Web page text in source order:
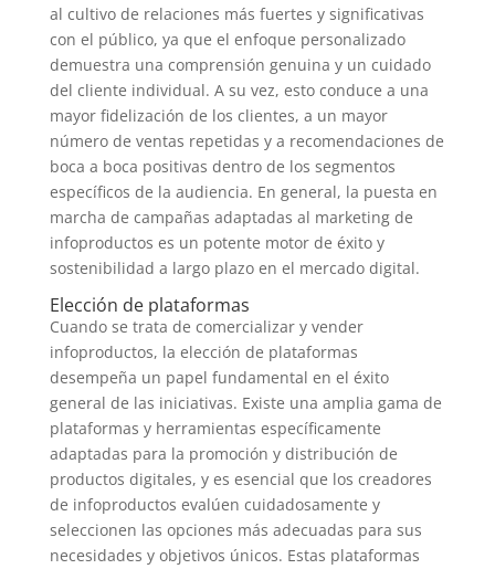
al cultivo de relaciones más fuertes y significativas
con el público, ya que el enfoque personalizado
demuestra una comprensión genuina y un cuidado
del cliente individual. A su vez, esto conduce a una
mayor fidelización de los clientes, a un mayor
número de ventas repetidas y a recomendaciones de
boca a boca positivas dentro de los segmentos
específicos de la audiencia. En general, la puesta en
marcha de campañas adaptadas al marketing de
infoproductos es un potente motor de éxito y
sostenibilidad a largo plazo en el mercado digital.
Elección de plataformas
Cuando se trata de comercializar y vender
infoproductos, la elección de plataformas
desempeña un papel fundamental en el éxito
general de las iniciativas. Existe una amplia gama de
plataformas y herramientas específicamente
adaptadas para la promoción y distribución de
productos digitales, y es esencial que los creadores
de infoproductos evalúen cuidadosamente y
seleccionen las opciones más adecuadas para sus
necesidades y objetivos únicos. Estas plataformas